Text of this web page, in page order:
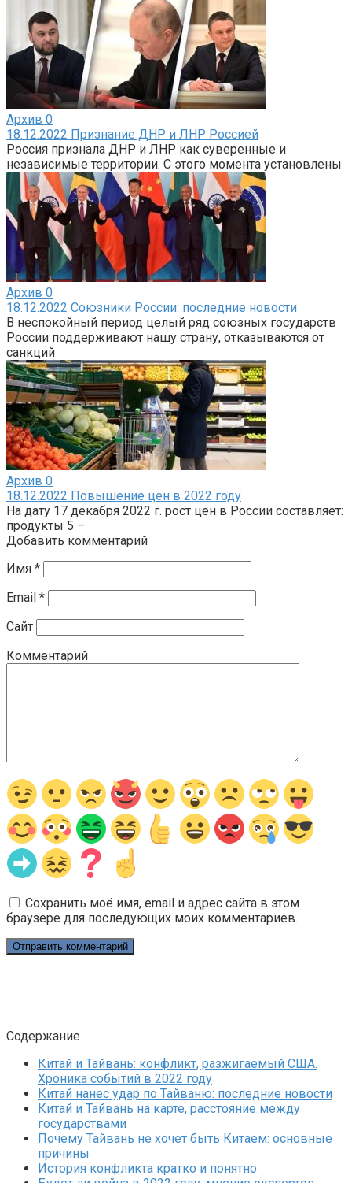
Архив 0
18.12.2022 Признание ДНР и ЛНР Россией
Россия признала ДНР и ЛНР как суверенные и
независимые территории. С этого момента установлены
Архив 0
18.12.2022 Союзники России: последние новости
В неспокойный период целый ряд союзных государств
России поддерживают нашу страну, отказываются от
санкций
Архив 0
18.12.2022 Повышение цен в 2022 году
На дату 17 декабря 2022 г. рост цен в России составляет:
продукты 5 –
Добавить комментарий
Имя *
Email *
Сайт
Комментарий
Сохранить моё имя, email и адрес сайта в этом
браузере для последующих моих комментариев.
Содержание
Китай и Тайвань: конфликт, разжигаемый США.
Хроника событий в 2022 году
Китай нанес удар по Тайваню: последние новости
Китай и Тайвань на карте, расстояние между
государствами
Почему Тайвань не хочет быть Китаем: основные
причины
История конфликта кратко и понятно